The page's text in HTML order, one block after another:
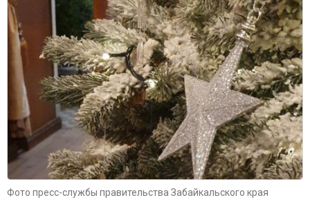
Фото пресс-службы правительства Забайкальского края